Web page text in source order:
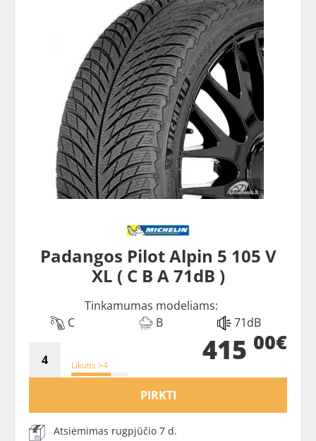
Padangos Pilot Alpin 5 105 V
XL ( C B A 71dB )
Tinkamumas modeliams:
C
B 71dB
Likutis >4 415 00€
PIRKTI
Atsiėmimas rugpjūčio 7 d.